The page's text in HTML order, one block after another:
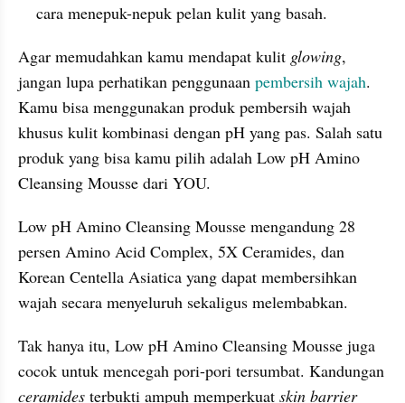
cara menepuk-nepuk pelan kulit yang basah.
Agar memudahkan kamu mendapat kulit glowing,
jangan lupa perhatikan penggunaan pembersih wajah.
Kamu bisa menggunakan produk pembersih wajah
khusus kulit kombinasi dengan pH yang pas. Salah satu
produk yang bisa kamu pilih adalah Low pH Amino
Cleansing Mousse dari YOU.
Low pH Amino Cleansing Mousse mengandung 28
persen Amino Acid Complex, 5X Ceramides, dan
Korean Centella Asiatica yang dapat membersihkan
wajah secara menyeluruh sekaligus melembabkan.
Tak hanya itu, Low pH Amino Cleansing Mousse juga
ceramides terbukti ampuh memperkuat skin barrier